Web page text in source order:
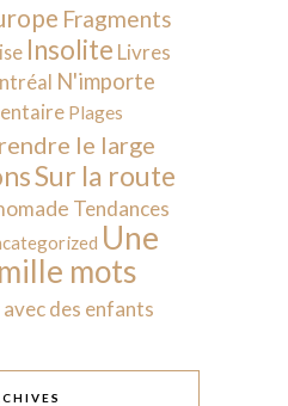
Fragments
Insolite Livres
N'importe
Plages
le large
Sur la route
Tendances
Une
mots
des enfants